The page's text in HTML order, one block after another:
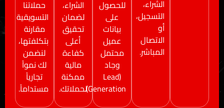
للحصول
على
بيانات
عميل
محتمل
الشراء،
لضمان
تحقيق
أعلى
كفاءة
مالية
ممكنة
لحملاتك.
حملاتنا
التسويقية
مقارنة
بتكلفتها،
لنضمن
لك نمواً
تجارياً
مستداماً.